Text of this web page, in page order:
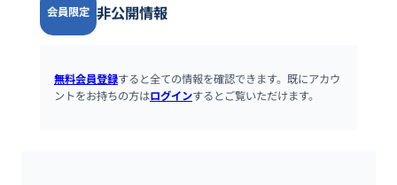
会員限定 非公開情報
無料会員登録すると全ての情報を確認できます。既にアカウ
ントをお持ちの方はログインするとご覧いただけます。